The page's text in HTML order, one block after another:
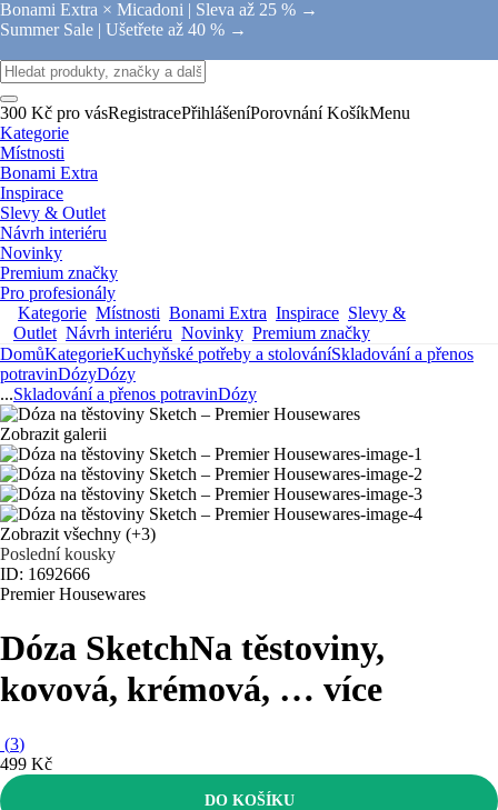
Bonami Extra × Micadoni | Sleva až 25 % →
Summer Sale | Ušetřete až 40 % →
300 Kč pro vásRegistracePřihlášeníPorovnání KošíkMenu
Kategorie
Místnosti
Bonami Extra
Inspirace
Slevy & Outlet
Návrh interiéru
Novinky
Premium značky
Pro profesionály
Kategorie Místnosti Bonami Extra Inspirace Slevy &
Outlet Návrh interiéru Novinky Premium značky
DomůKategorieKuchyňské potřeby a stolováníSkladování a přenos
potravinDózyDózy
...Skladování a přenos potravinDózy
Zobrazit galerii
Zobrazit všechny (+3)
Poslední kousky
ID: 1692666
Premier Housewares
Dóza SketchNa těstoviny,
kovová, krémová, … více
(3)
499 Kč
DO KOŠÍKU